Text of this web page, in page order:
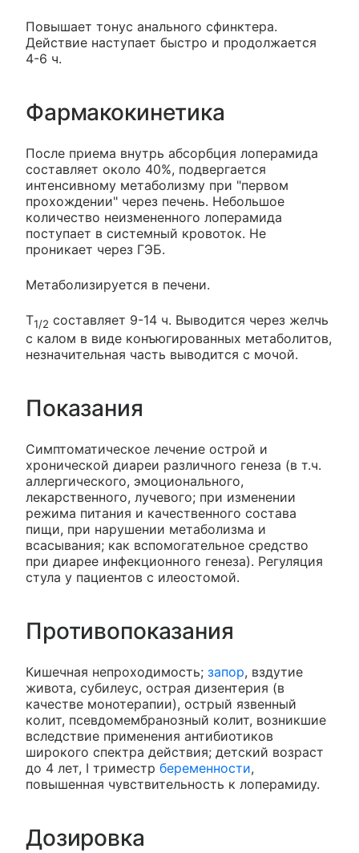
Повышает тонус анального сфинктера.
Действие наступает быстро и продолжается
4-6 ч.
Фармакокинетика
После приема внутрь абсорбция лоперамида
составляет около 40%, подвергается
интенсивному метаболизму при "первом
прохождении" через печень. Небольшое
количество неизмененного лоперамида
поступает в системный кровоток. Не
проникает через ГЭБ.
Метаболизируется в печени.
T1/2 составляет 9-14 ч. Выводится через желчь
с калом в виде конъюгированных метаболитов,
незначительная часть выводится с мочой.
Показания
Симптоматическое лечение острой и
хронической диареи различного генеза (в т.ч.
аллергического, эмоционального,
лекарственного, лучевого; при изменении
режима питания и качественного состава
пищи, при нарушении метаболизма и
всасывания; как вспомогательное средство
при диарее инфекционного генеза). Регуляция
стула у пациентов с илеостомой.
Противопоказания
Кишечная непроходимость; запор, вздутие
живота, субилеус, острая дизентерия (в
качестве монотерапии), острый язвенный
колит, псевдомембранозный колит, возникшие
вследствие применения антибиотиков
широкого спектра действия; детский возраст
до 4 лет, I триместр беременности,
повышенная чувствительность к лоперамиду.
Дозировка